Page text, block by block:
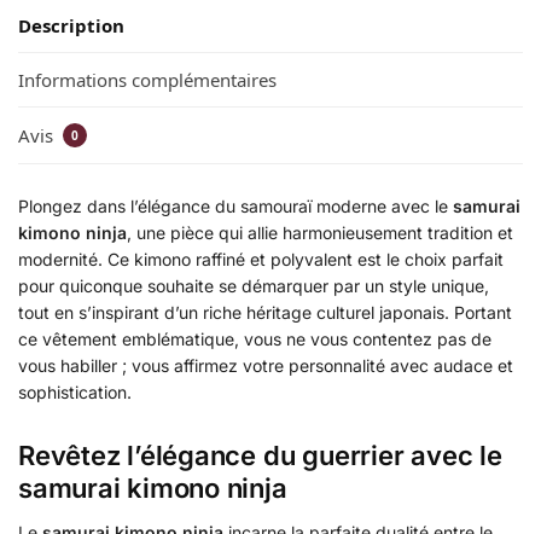
Description
Informations complémentaires
Avis 0
Plongez dans l’élégance du samouraï moderne avec le samurai
kimono ninja, une pièce qui allie harmonieusement tradition et
modernité. Ce kimono raffiné et polyvalent est le choix parfait
pour quiconque souhaite se démarquer par un style unique,
tout en s’inspirant d’un riche héritage culturel japonais. Portant
ce vêtement emblématique, vous ne vous contentez pas de
vous habiller ; vous affirmez votre personnalité avec audace et
sophistication.
Revêtez l’élégance du guerrier avec le
samurai kimono ninja